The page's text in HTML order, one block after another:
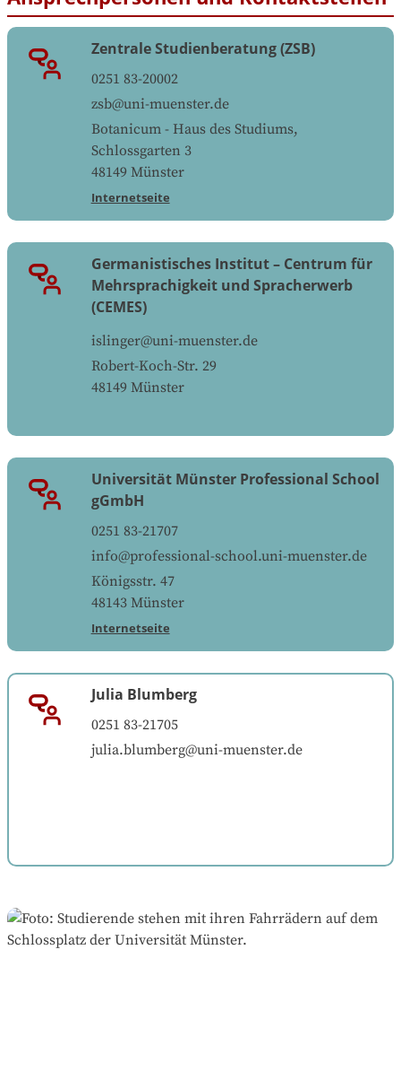
Zentrale Studienberatung (ZSB)
0251 83-20002
zsb@uni-muenster.de
Botanicum - Haus des Studiums,
Schlossgarten 3
48149 Münster
Internetseite
Germanistisches Institut – Centrum für
Mehrsprachigkeit und Spracherwerb
(CEMES)
islinger@uni-muenster.de
Robert-Koch-Str. 29
48149 Münster
Universität Münster Professional School
gGmbH
0251 83-21707
info@professional-school.uni-muenster.de
Königsstr. 47
48143 Münster
Internetseite
Julia Blumberg
0251 83-21705
julia.blumberg@uni-muenster.de